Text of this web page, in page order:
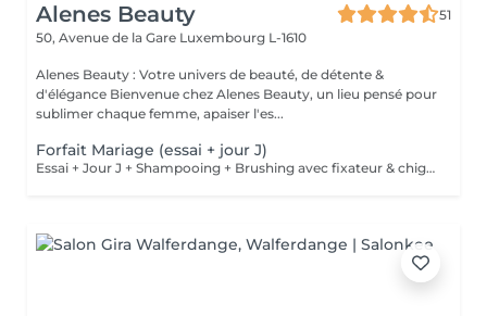
Alenes Beauty
51
50, Avenue de la Gare Luxembourg L-1610
Alenes Beauty : Votre univers de beauté, de détente &
d'élégance Bienvenue chez Alenes Beauty, un lieu pensé pour
sublimer chaque femme, apaiser l'es...
Forfait Mariage (essai + jour J)
Essai + Jour J + Shampooing + Brushing avec fixateur & chignon